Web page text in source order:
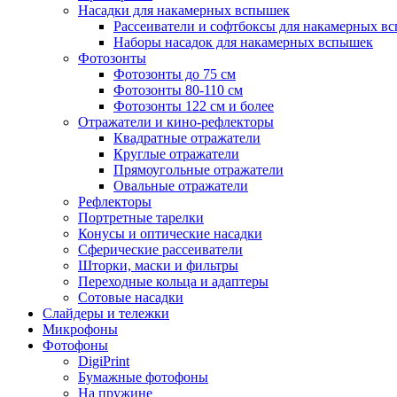
Насадки для накамерных вспышек
Рассеиватели и софтбоксы для накамерных
Наборы насадок для накамерных вспышек
Фотозонты
Фотозонты до 75 см
Фотозонты 80-110 см
Фотозонты 122 см и более
Отражатели и кино-рефлекторы
Квадратные отражатели
Круглые отражатели
Прямоугольные отражатели
Овальные отражатели
Рефлекторы
Портретные тарелки
Конусы и оптические насадки
Сферические рассеиватели
Шторки, маски и фильтры
Переходные кольца и адаптеры
Сотовые насадки
Слайдеры и тележки
Микрофоны
Фотофоны
DigiPrint
Бумажные фотофоны
На пружине